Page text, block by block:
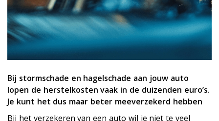
Bij stormschade en hagelschade aan jouw auto
lopen de herstelkosten vaak in de duizenden euro’s.
Je kunt het dus maar beter meeverzekerd hebben
Bij het verzekeren van een auto wil je niet te veel